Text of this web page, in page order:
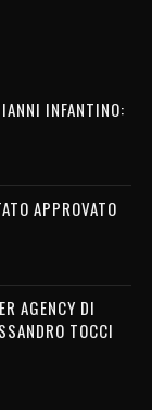
INFANTINO:
APPROVATO
AGENCY DI
TOCCI